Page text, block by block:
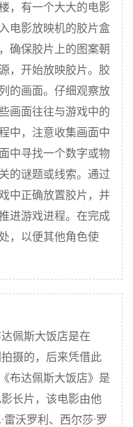
，有一个大大的电影
电影放映机的胶片盒
确保胶片上的图案朝
，开始放映胶片。胶
的画面。仔细观察放
画面往往与游戏中的
中，注意收集画面中
中寻找一个数字或物
的谜题或线索。通过
中正确放置胶片，并
进游戏进程。在完成
，以便其他角色使
佩斯大饭店是在
摄的，后来凭借此
布达佩斯大饭店》是
长片，该电影由他
雷沃罗利、西尔莎·罗